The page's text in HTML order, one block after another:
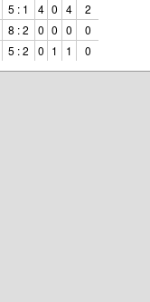
5 : 1 4 0 4
2
8 : 2 0 0 0
0
5 : 2 0 1 1 0